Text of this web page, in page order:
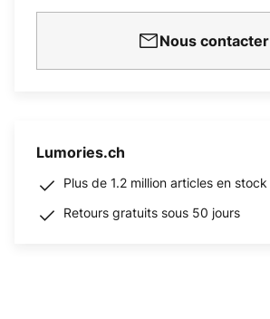
Nous contacter
Lumories.ch
Plus de 1.2 million articles en stock
Retours gratuits sous 50 jours